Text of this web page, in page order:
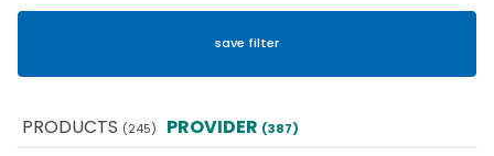
PRODUCTS (245) PROVIDER (387)